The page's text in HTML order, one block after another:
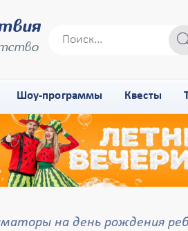
Шоу-программы Квесты
на день рождения